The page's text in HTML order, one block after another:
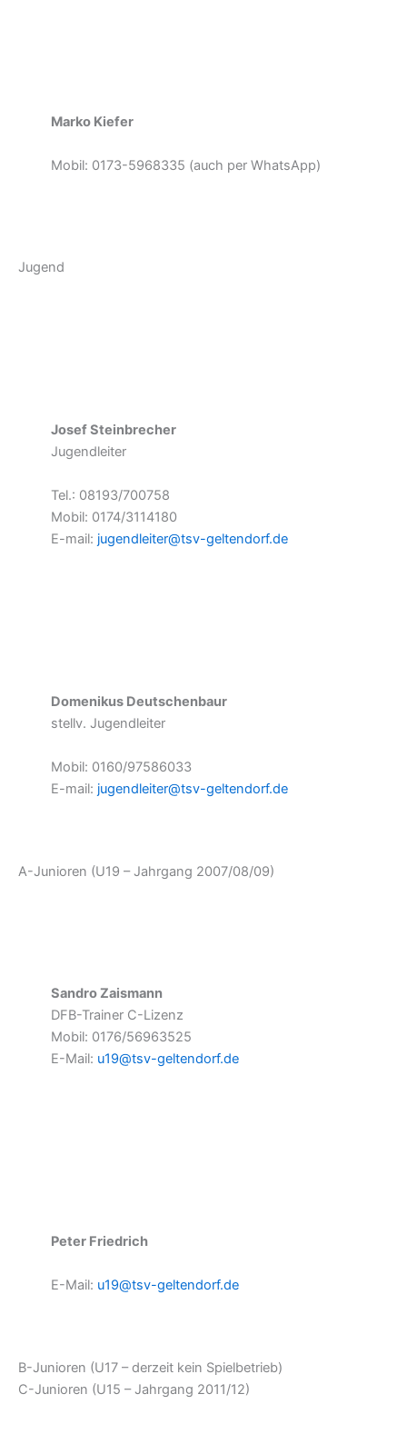
Marko Kiefer
Mobil: 0173-5968335 (auch per WhatsApp)
Jugend
Josef Steinbrecher
Jugendleiter
Tel.: 08193/700758
Mobil: 0174/3114180
E-mail: jugendleiter@tsv-geltendorf.de
Domenikus Deutschenbaur
stellv. Jugendleiter
Mobil: 0160/97586033
E-mail: jugendleiter@tsv-geltendorf.de
A-Junioren (U19 – Jahrgang 2007/08/09)
Sandro Zaismann
DFB-Trainer C-Lizenz
Mobil: 0176/56963525
E-Mail: u19@tsv-geltendorf.de
Peter Friedrich
E-Mail: u19@tsv-geltendorf.de
B-Junioren (U17 – derzeit kein Spielbetrieb)
C-Junioren (U15 – Jahrgang 2011/12)